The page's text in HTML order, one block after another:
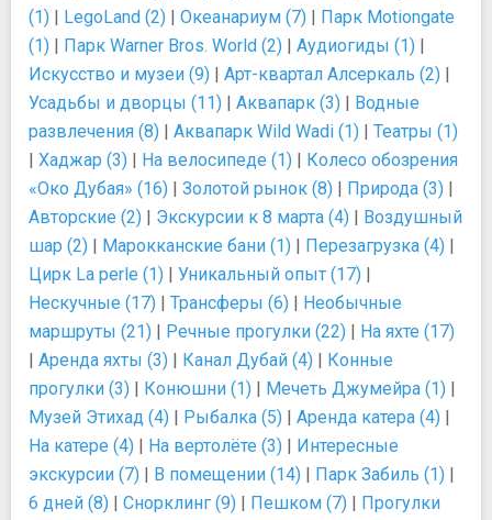
(1) | LegoLand (2) | Океанариум (7) | Парк Motiongate
(1) | Парк Warner Bros. World (2) | Аудиогиды (1) |
Искусство и музеи (9) | Арт-квартал Алсеркаль (2) |
Усадьбы и дворцы (11) | Аквапарк (3) | Водные
развлечения (8) | Аквапарк Wild Wadi (1) | Театры (1)
| Хаджар (3) | На велосипеде (1) | Колесо обозрения
«Око Дубая» (16) | Золотой рынок (8) | Природа (3) |
Авторские (2) | Экскурсии к 8 марта (4) | Воздушный
шар (2) | Марокканские бани (1) | Перезагрузка (4) |
Цирк La perle (1) | Уникальный опыт (17) |
Нескучные (17) | Трансферы (6) | Необычные
маршруты (21) | Речные прогулки (22) | На яхте (17)
| Аренда яхты (3) | Канал Дубай (4) | Конные
прогулки (3) | Конюшни (1) | Мечеть Джумейра (1) |
Музей Этихад (4) | Рыбалка (5) | Аренда катера (4) |
На катере (4) | На вертолёте (3) | Интересные
экскурсии (7) | В помещении (14) | Парк Забиль (1) |
6 дней (8) | Снорклинг (9) | Пешком (7) | Прогулки